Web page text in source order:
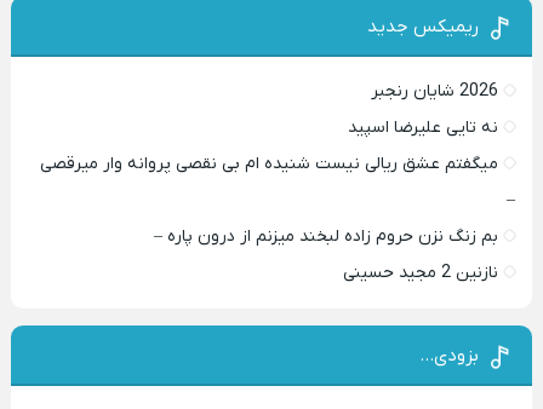
ریمیکس جدید
2026 شایان رنجبر
نه تایی علیرضا اسپید
میگفتم عشق ریالی نیست شنیده ام بی نقصی پروانه وار میرقصی
–
بم زنگ نزن حروم زاده لبخند میزنم از درون پاره –
نازنین 2 مجید حسینی
بزودی…